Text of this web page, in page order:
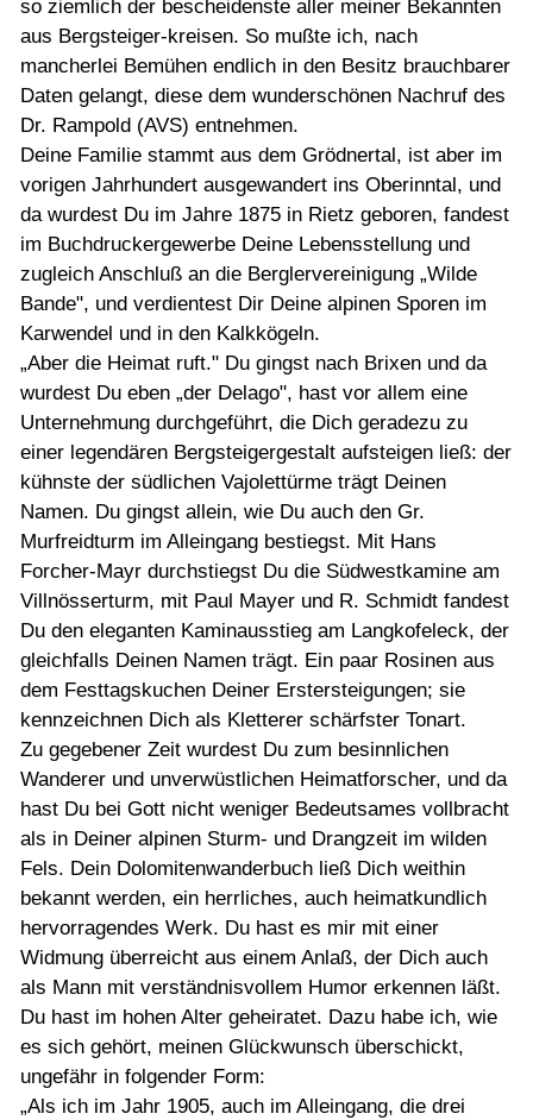
so ziemlich der bescheidenste aller meiner Bekannten
aus Bergsteiger-kreisen. So mußte ich, nach
mancherlei Bemühen endlich in den Besitz brauchbarer
Daten gelangt, diese dem wunderschönen Nachruf des
Dr. Rampold (AVS) entnehmen.
Deine Familie stammt aus dem Grödnertal, ist aber im
vorigen Jahrhundert ausgewandert ins Oberinntal, und
da wurdest Du im Jahre 1875 in Rietz geboren, fandest
im Buchdruckergewerbe Deine Lebensstellung und
zugleich Anschluß an die Berglervereinigung „Wilde
Bande", und verdientest Dir Deine alpinen Sporen im
Karwendel und in den Kalkkögeln.
„Aber die Heimat ruft." Du gingst nach Brixen und da
wurdest Du eben „der Delago", hast vor allem eine
Unternehmung durchgeführt, die Dich geradezu zu
einer legendären Bergsteigergestalt aufsteigen ließ: der
kühnste der südlichen Vajolettürme trägt Deinen
Namen. Du gingst allein, wie Du auch den Gr.
Murfreidturm im Alleingang bestiegst. Mit Hans
Forcher-Mayr durchstiegst Du die Südwestkamine am
Villnösserturm, mit Paul Mayer und R. Schmidt fandest
Du den eleganten Kaminausstieg am Langkofeleck, der
gleichfalls Deinen Namen trägt. Ein paar Rosinen aus
dem Festtagskuchen Deiner Erstersteigungen; sie
kennzeichnen Dich als Kletterer schärfster Tonart.
Zu gegebener Zeit wurdest Du zum besinnlichen
Wanderer und unverwüstlichen Heimatforscher, und da
hast Du bei Gott nicht weniger Bedeutsames vollbracht
als in Deiner alpinen Sturm- und Drangzeit im wilden
Fels. Dein Dolomitenwanderbuch ließ Dich weithin
bekannt werden, ein herrliches, auch heimatkundlich
hervorragendes Werk. Du hast es mir mit einer
Widmung überreicht aus einem Anlaß, der Dich auch
als Mann mit verständnisvollem Humor erkennen läßt.
Du hast im hohen Alter geheiratet. Dazu habe ich, wie
es sich gehört, meinen Glückwunsch überschickt,
ungefähr in folgender Form:
„Als ich im Jahr 1905, auch im Alleingang, die drei